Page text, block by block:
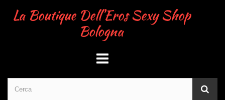
La Boutique Dell'Eros Sexy Shop
Bologna